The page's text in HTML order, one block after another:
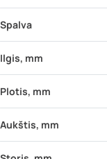
Spalva
Ilgis, mm
Plotis, mm
Aukštis, mm